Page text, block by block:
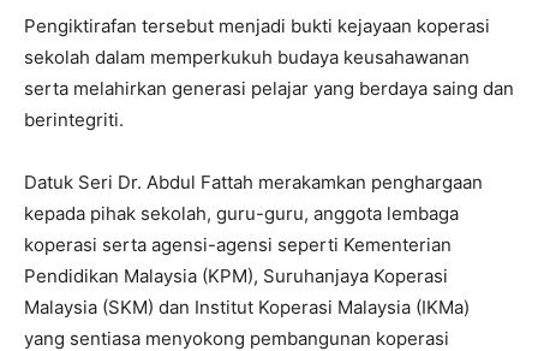
Pengiktirafan tersebut menjadi bukti kejayaan koperasi
sekolah dalam memperkukuh budaya keusahawanan
serta melahirkan generasi pelajar yang berdaya saing dan
berintegriti.
Datuk Seri Dr. Abdul Fattah merakamkan penghargaan
kepada pihak sekolah, guru-guru, anggota lembaga
koperasi serta agensi-agensi seperti Kementerian
Pendidikan Malaysia (KPM), Suruhanjaya Koperasi
Malaysia (SKM) dan Institut Koperasi Malaysia (IKMa)
yang sentiasa menyokong pembangunan koperasi